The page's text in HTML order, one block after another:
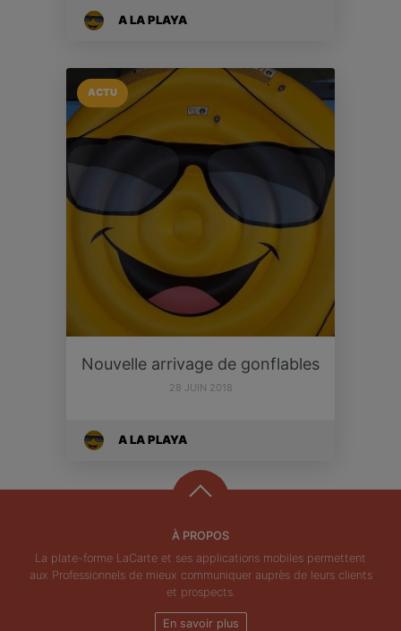
A LA PLAYA
ACTU
Nouvelle arrivage de gonflables
28 JUIN 2018
A LA PLAYA
À PROPOS
La plate-forme LaCarte et ses applications mobiles permettent
aux Professionnels de mieux communiquer auprès de leurs clients
et prospects.
En savoir plus